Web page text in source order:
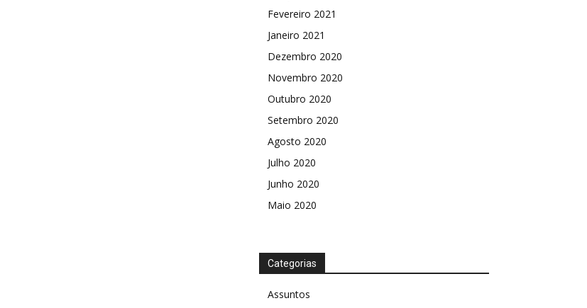
Fevereiro 2021
Janeiro 2021
Dezembro 2020
Novembro 2020
Outubro 2020
Setembro 2020
Agosto 2020
Julho 2020
Junho 2020
Maio 2020
Categorias
Assuntos